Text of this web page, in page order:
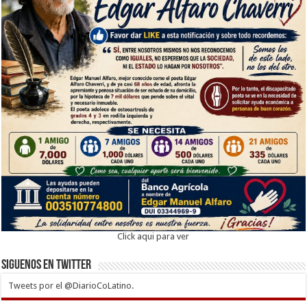
Click aqui para ver
Siguenos en twitter
Tweets por el @DiarioCoLatino.